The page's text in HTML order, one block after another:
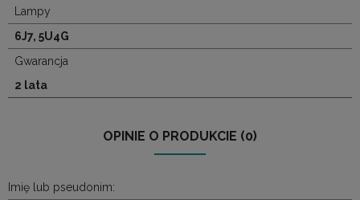
Lampy
6J7, 5U4G
Gwarancja
2 lata
OPINIE O PRODUKCIE (0)
Imię lub pseudonim: